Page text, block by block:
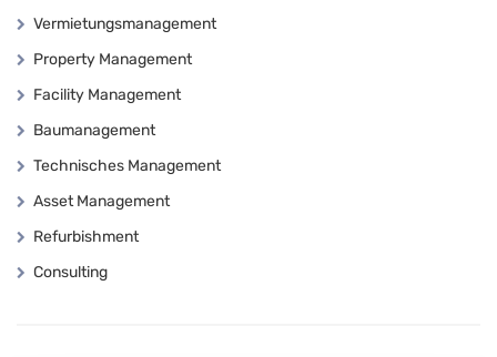
Vermietungsmanagement
Property Management
Facility Management
Baumanagement
Technisches Management
Asset Management
Refurbishment
Consulting